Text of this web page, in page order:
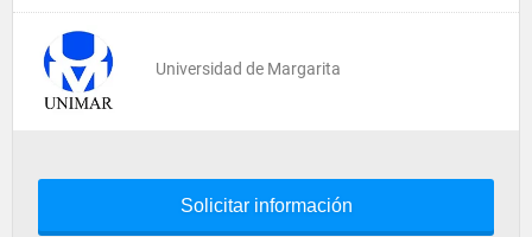
Universidad de Margarita
Solicitar información